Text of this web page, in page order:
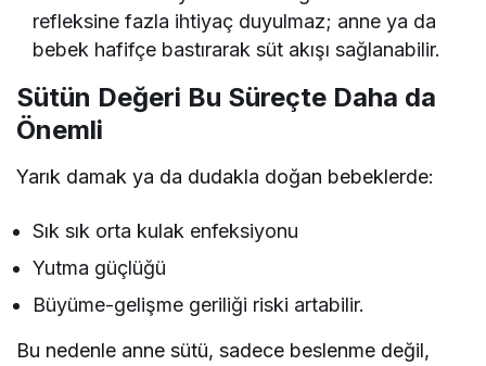
refleksine fazla ihtiyaç duyulmaz; anne ya da
bebek hafifçe bastırarak süt akışı sağlanabilir.
Sütün Değeri Bu Süreçte Daha da
Önemli
Yarık damak ya da dudakla doğan bebeklerde:
Sık sık orta kulak enfeksiyonu
Yutma güçlüğü
Büyüme-gelişme geriliği riski artabilir.
Bu nedenle anne sütü, sadece beslenme değil,